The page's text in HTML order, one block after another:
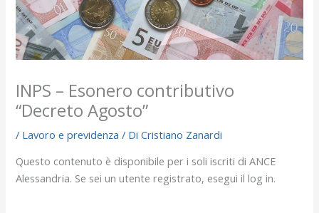
INPS – Esonero contributivo
“Decreto Agosto”
/ Lavoro e previdenza / DiCristiano Zanardi
Questo contenuto è disponibile per i soli iscriti di ANCE
Alessandria. Se sei un utente registrato, esegui il log in.